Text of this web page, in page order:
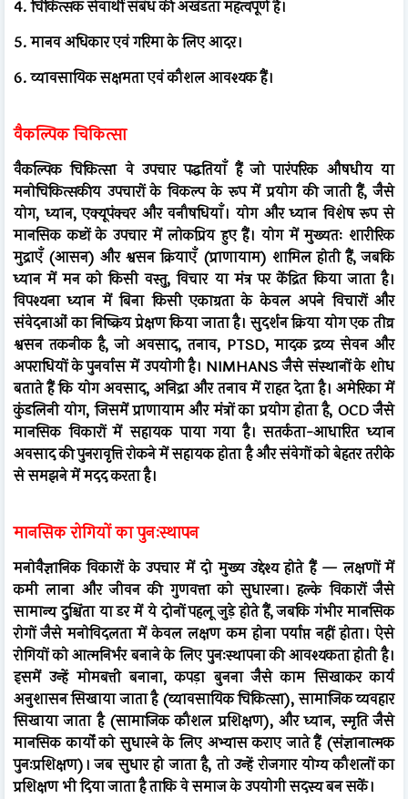
4. चिकित्सक सेवार्थी संबंध की अखंडता महत्वपूर्ण है।
5. मानव अधिकार एवं गरिमा के लिए आदर।
6. व्यावसायिक सक्षमता एवं कौशल आवश्यक हैं।
वैकल्पिक चिकित्सा
वैकल्पिक चिकित्सा वे उपचार पद्धतियाँ हैं जो पारंपरिक औषधीय या
मनोचिकित्सकीय उपचारों के विकल्प के रूप में प्रयोग की जाती हैं, जैसे
योग, ध्यान, एक्यूपंक्चर और वनौषधियाँ। योग और ध्यान विशेष रूप से
मानसिक कष्टों के उपचार में लोकप्रिय हुए हैं। योग में मुख्यतः शारीरिक
मुद्राएँ (आसन) और श्वसन क्रियाएँ (प्राणायाम) शामिल होती हैं, जबकि
ध्यान में मन को किसी वस्तु, विचार या मंत्र पर केंद्रित किया जाता है।
विपश्यना ध्यान में बिना किसी एकाग्रता के केवल अपने विचारों और
संवेदनाओं का निष्क्रिय प्रेक्षण किया जाता है। सुदर्शन क्रिया योग एक तीव्र
श्वसन तकनीक है, जो अवसाद, तनाव, PTSD, मादक द्रव्य सेवन और
अपराधियों के पुनर्वास में उपयोगी है। NIMHANS जैसे संस्थानों के शोध
बताते हैं कि योग अवसाद, अनिद्रा और तनाव में राहत देता है। अमेरिका में
कुंडलिनी योग, जिसमें प्राणायाम और मंत्रों का प्रयोग होता है, OCD जैसे
मानसिक विकारों में सहायक पाया गया है। सतर्कता-आधारित ध्यान
अवसाद की पुनरावृत्ति रोकने में सहायक होता है और संवेगों को बेहतर तरीके
से समझने में मदद करता है।
मानसिक रोगियों का पुनःस्थापन
मनोवैज्ञानिक विकारों के उपचार में दो मुख्य उद्देश्य होते हैं — लक्षणों में
कमी लाना और जीवन की गुणवत्ता को सुधारना। हल्के विकारों जैसे
सामान्य दुश्चिंता या डर में ये दोनों पहलू जुड़े होते हैं, जबकि गंभीर मानसिक
रोगों जैसे मनोविदलता में केवल लक्षण कम होना पर्याप्त नहीं होता। ऐसे
रोगियों को आत्मनिर्भर बनाने के लिए पुनःस्थापना की आवश्यकता होती है।
इसमें उन्हें मोमबत्ती बनाना, कपड़ा बुनना जैसे काम सिखाकर कार्य
अनुशासन सिखाया जाता है (व्यावसायिक चिकित्सा), सामाजिक व्यवहार
सिखाया जाता है (सामाजिक कौशल प्रशिक्षण), और ध्यान, स्मृति जैसे
मानसिक कार्यों को सुधारने के लिए अभ्यास कराए जाते हैं (संज्ञानात्मक
पुनःप्रशिक्षण)। जब सुधार हो जाता है, तो उन्हें रोजगार योग्य कौशलों का
प्रशिक्षण भी दिया जाता है ताकि वे समाज के उपयोगी सदस्य बन सकें।